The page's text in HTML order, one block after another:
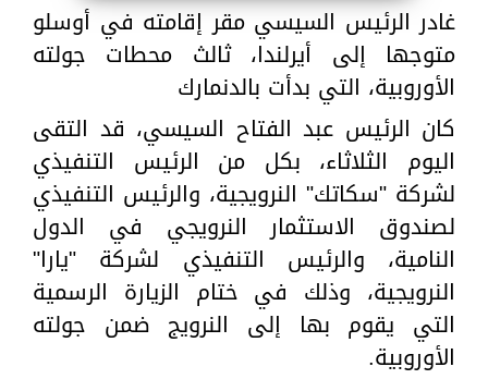
غادر الرئيس السيسي مقر إقامته في أوسلو
متوجها إلى أيرلندا، ثالث محطات جولته
الأوروبية، التي بدأت بالدنمارك
كان الرئيس عبد الفتاح السيسي، قد التقى
اليوم الثلاثاء، بكل من الرئيس التنفيذي
لشركة "سكاتك" النرويجية، والرئيس التنفيذي
لصندوق الاستثمار النرويجي في الدول
النامية، والرئيس التنفيذي لشركة "يارا"
النرويجية، وذلك في ختام الزيارة الرسمية
التي يقوم بها إلى النرويج ضمن جولته
الأوروبية.